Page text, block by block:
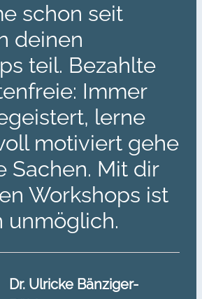
schon seit
deinen
teil. Bezahlte
Immer
lerne
motiviert gehe
Sachen. Mit dir
Workshops ist
unmöglich.
Dr. Ulricke Bänziger-